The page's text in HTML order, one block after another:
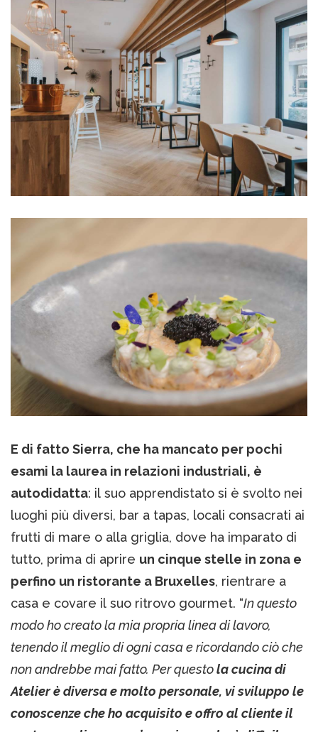
E di fatto Sierra, che ha mancato per pochi
esami la laurea in relazioni industriali, è
autodidatta: il suo apprendistato si è svolto nei
luoghi più diversi, bar a tapas, locali consacrati ai
frutti di mare o alla griglia, dove ha imparato di
tutto, prima di aprire un cinque stelle in zona e
perfino un ristorante a Bruxelles, rientrare a
casa e covare il suo ritrovo gourmet. “In questo
modo ho creato la mia propria linea di lavoro,
tenendo il meglio di ogni casa e ricordando ciò che
non andrebbe mai fatto. Per questola cucina di
Atelier è diversa e molto personale, vi sviluppo le
conoscenze che ho acquisito e offro al cliente il